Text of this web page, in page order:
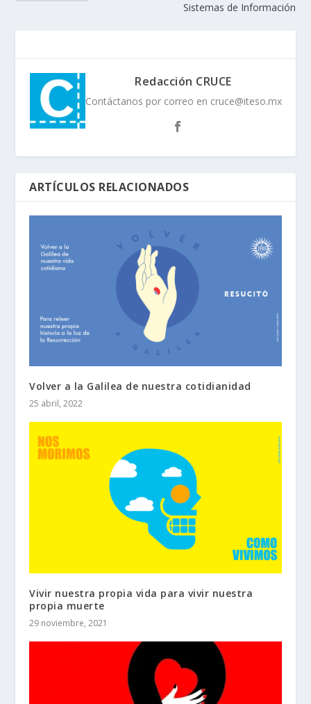
Sistemas de Información
Redacción CRUCE
Contáctanos por correo en cruce@iteso.mx
ARTÍCULOS RELACIONADOS
Volver a la Galilea de nuestra cotidianidad
25 abril, 2022
Vivir nuestra propia vida para vivir nuestra
propia muerte
29 noviembre, 2021